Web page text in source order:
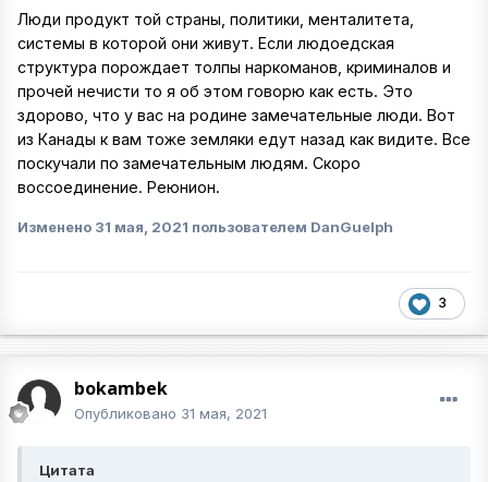
Люди продукт той страны, политики, менталитета,
системы в которой они живут. Если людоедская
структура порождает толпы наркоманов, криминалов и
прочей нечисти то я об этом говорю как есть. Это
здорово, что у вас на родине замечательные люди. Вот
из Канады к вам тоже земляки едут назад как видите. Все
поскучали по замечательным людям. Скоро
воссоединение. Реюнион.
Изменено 31 мая, 2021 пользователем DanGuelph
3
bokambek
Опубликовано 31 мая, 2021
Цитата